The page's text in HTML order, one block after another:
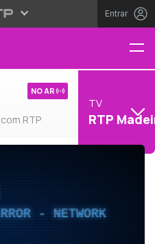
Entrar
RTP
NO AR
TV
RTP
- NETWORK